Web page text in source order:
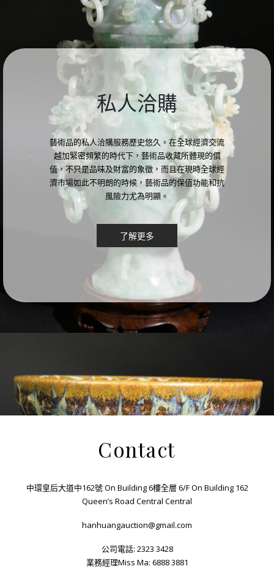
​私人洽購
藝術品的私人洽購服務歷史悠久。在全球經濟交流
越加緊密頻繁的時代下，藝術品收藏所體現的價
值，不只是品味及財富的象徵，而且在現時全球經
濟市場如此不明朗的時候，藝術品的保值功能和抗
風險力尤為明顯。
了解更多
Contact
中環皇后大道中162號 On Building 6樓全層 6/F On Building 162
Queen’s Road Central Central
hanhuangauction@gmail.com
公司電話: 2323 3428
業務經理Miss Ma: 6888 3881